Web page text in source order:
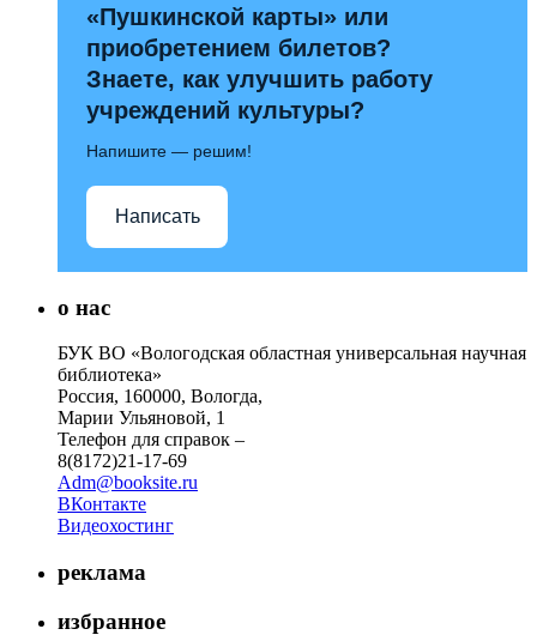
«Пушкинской карты» или
приобретением билетов?
Знаете, как улучшить работу
учреждений культуры?
Напишите — решим!
Написать
о нас
БУК ВО «Вологодская областная универсальная научная
библиотека»
Россия, 160000, Вологда,
Марии Ульяновой, 1
Телефон для справок –
8(8172)21-17-69
Adm@booksite.ru
ВКонтакте
Видеохостинг
реклама
избранное